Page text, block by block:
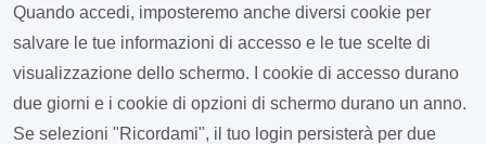
Quando accedi, imposteremo anche diversi cookie per
salvare le tue informazioni di accesso e le tue scelte di
visualizzazione dello schermo. I cookie di accesso durano
due giorni e i cookie di opzioni di schermo durano un anno.
Se selezioni "Ricordami", il tuo login persisterà per due